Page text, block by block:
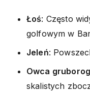
Łoś: Często
golfowym w
Jeleń:
Owca
skalistych